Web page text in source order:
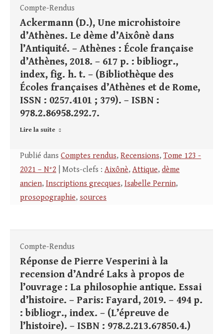
Compte-Rendus
Ackermann (D.), Une microhistoire
d’Athènes. Le dème d’Aixônè dans
l’Antiquité. – Athènes : École française
d’Athènes, 2018. – 617 p. : bibliogr.,
index, fig. h. t. – (Bibliothèque des
Écoles françaises d’Athènes et de Rome,
ISSN : 0257.4101 ; 379). – ISBN :
978.2.86958.292.7.
Lire la suite
Publié dans Comptes rendus, Recensions, Tome 123 -
2021 – N°2 | Mots-clefs : Aixônè, Attique, dème
ancien, Inscriptions grecques, Isabelle Pernin,
prosopographie, sources
Compte-Rendus
Réponse de Pierre Vesperini à la
recension d’André Laks à propos de
l’ouvrage : La philosophie antique. Essai
d’histoire. – Paris: Fayard, 2019. – 494 p.
: bibliogr., index. – (L’épreuve de
l’histoire). – ISBN : 978.2.213.67850.4.)